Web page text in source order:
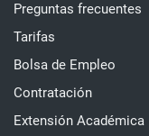
Preguntas frecuentes
Tarifas
Bolsa de Empleo
Contratación
Extensión Académica